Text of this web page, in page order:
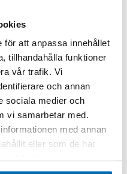
för att anpassa innehållet
tillhandahålla funktioner
vår trafik. Vi
och annan
sociala medier och
vi samarbetar med.
med annan
eller som de har
min)